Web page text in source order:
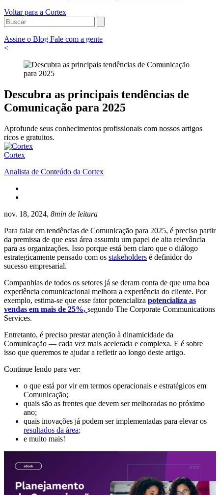
Voltar para a Cortex
Assine o Blog Fale com a gente
<
Descubra as principais tendências de
Comunicação para 2025
Aprofunde seus conhecimentos profissionais com nossos artigos
ricos e gratuitos.
Cortex
Analista de Conteúdo da Cortex
nov. 18, 2024, 8min de leitura
Para falar em tendências de Comunicação para 2025, é preciso partir
da premissa de que essa área assumiu um papel de alta relevância
para as organizações. Isso porque está bem claro que o diálogo
estrategicamente pensado com os stakeholders é definidor do
sucesso empresarial.
Companhias de todos os setores já se deram conta de que uma boa
experiência comunicacional melhora a experiência do cliente. Por
exemplo, estima-se que esse fator potencializa potencializa as
vendas em mais de 25%, segundo The Corporate Communications
Services.
Entretanto, é preciso prestar atenção à dinamicidade da
Comunicação — cada vez mais acelerada e complexa. E é sobre
isso que queremos te ajudar a refletir ao longo deste artigo.
Continue lendo para ver:
o que está por vir em termos operacionais e estratégicos em
Comunicação;
quais são as frentes que devem ser melhoradas no próximo
ano;
quais inovações já podem ser implementadas para elevar os
resultados da área;
e muito mais!